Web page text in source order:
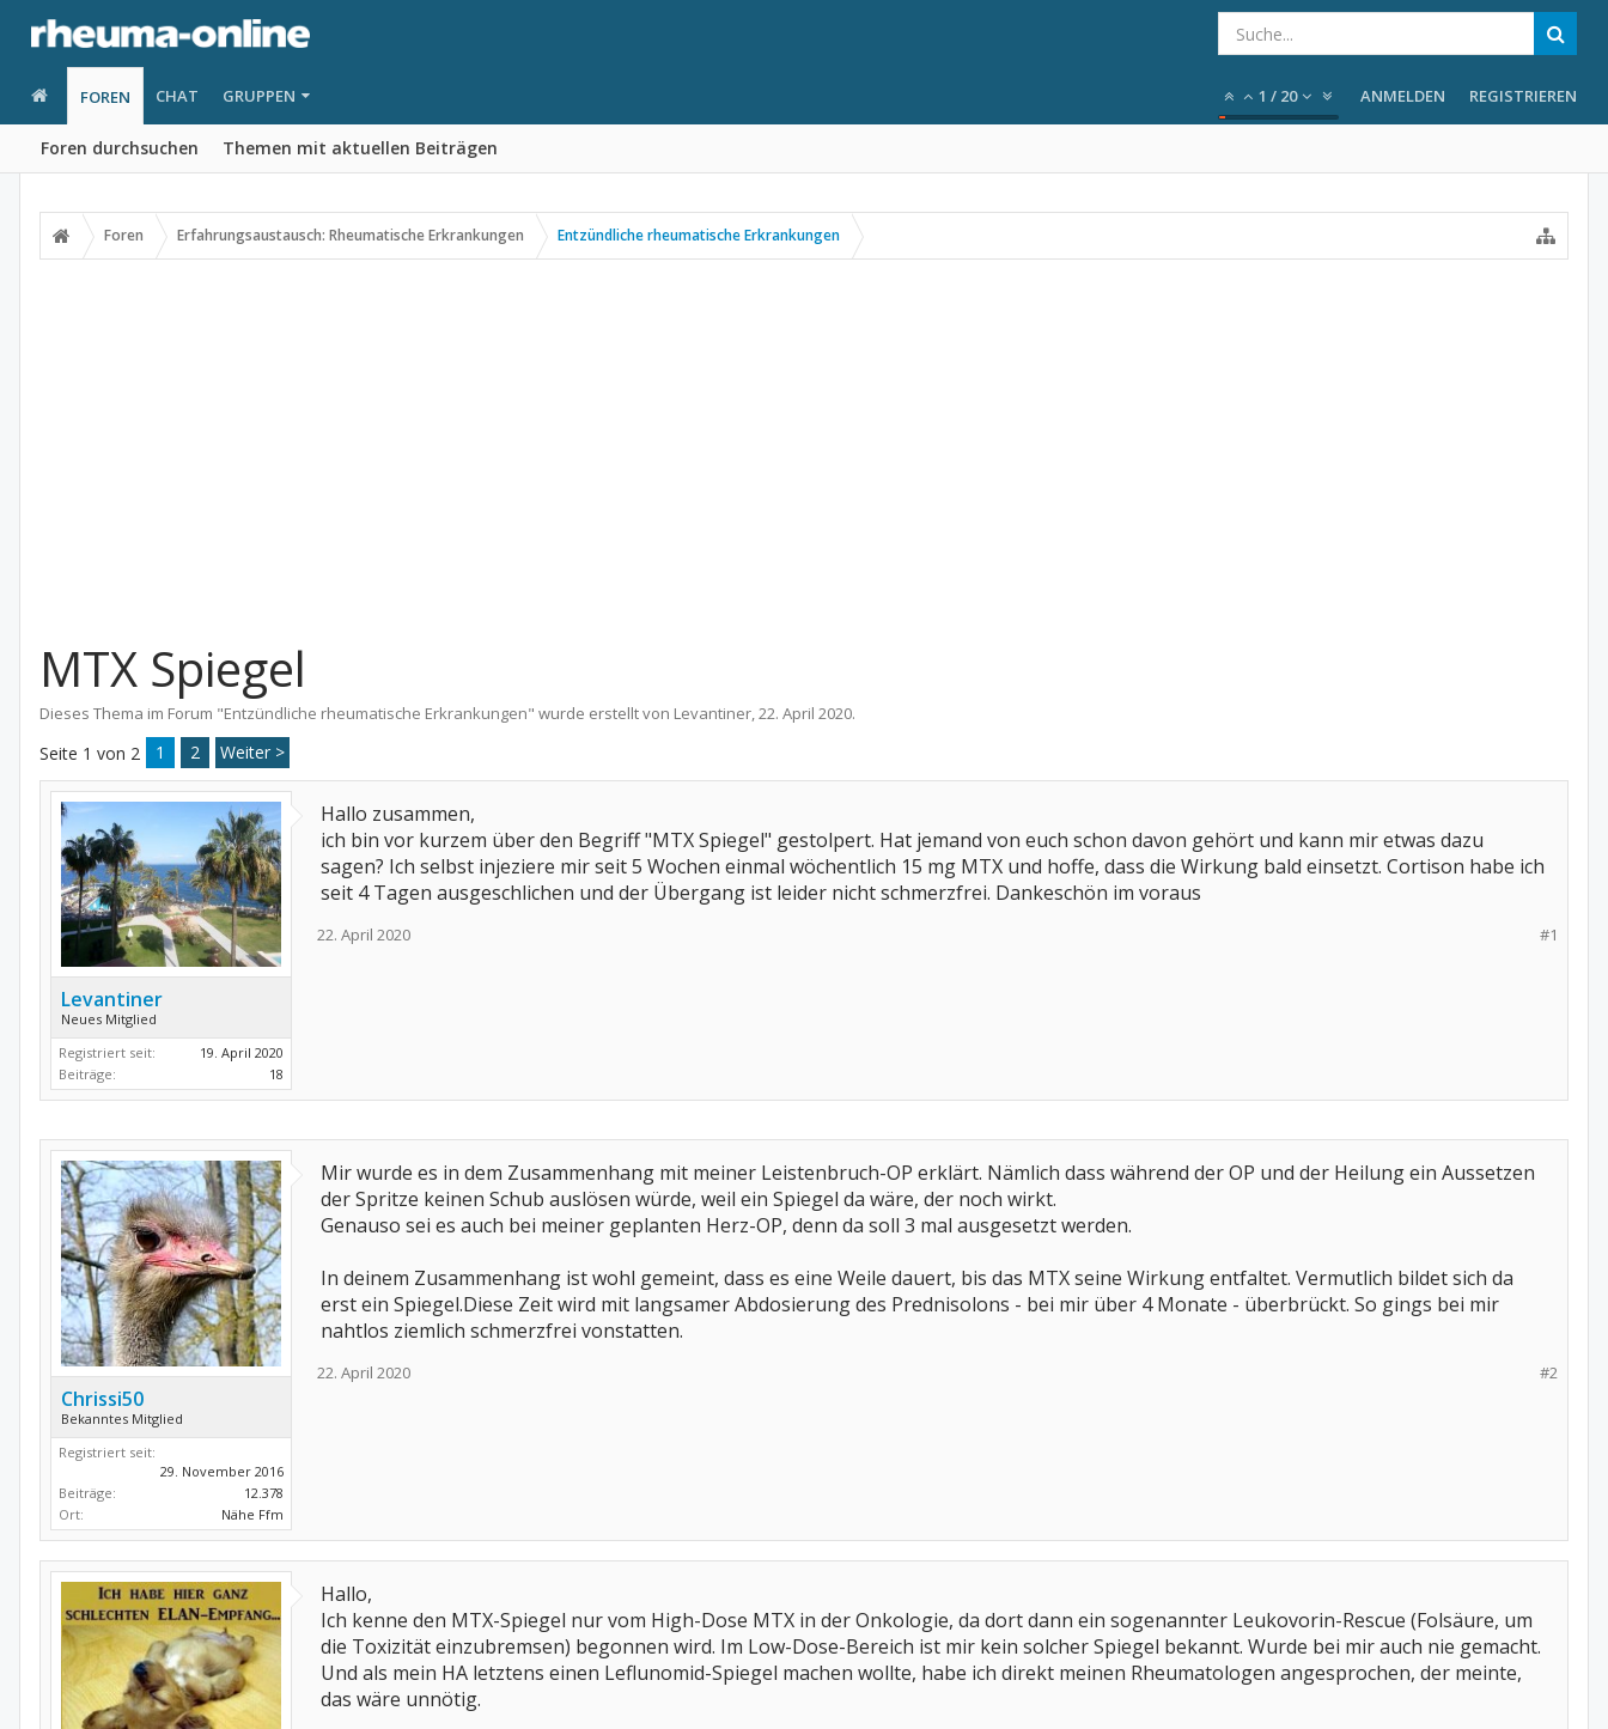
FOREN
Foren durchsuchen Themen mit aktuellen Beiträgen
CHAT GRUPPEN 1 / 20 ANMELDEN REGISTRIEREN
Foren Erfahrungsaustausch: Rheumatische Erkrankungen Entzündliche rheumatische Erkrankungen
MTX Spiegel
Dieses Thema im Forum "Entzündliche rheumatische Erkrankungen" wurde erstellt von Levantiner,22. April 2020.
Seite 1 von 2 1 2 Weiter >
Levantiner
Neues Mitglied
Registriert seit:
19. April 2020
Beiträge:
18
Hallo zusammen,
ich bin vor kurzem über den Begriff "MTX Spiegel" gestolpert. Hat jemand von euch schon davon gehört und kann mir etwas dazu
sagen? Ich selbst injeziere mir seit 5 Wochen einmal wöchentlich 15 mg MTX und hoffe, dass die Wirkung bald einsetzt. Cortison habe ich
seit 4 Tagen ausgeschlichen und der Übergang ist leider nicht schmerzfrei. Dankeschön im voraus
#1
22. April 2020
Chrissi50
Bekanntes Mitglied
Registriert seit:
29. November 2016
Beiträge:
12.378
Ort:
Nähe Ffm
Mir wurde es in dem Zusammenhang mit meiner Leistenbruch-OP erklärt. Nämlich dass während der OP und der Heilung ein Aussetzen
der Spritze keinen Schub auslösen würde, weil ein Spiegel da wäre, der noch wirkt.
Genauso sei es auch bei meiner geplanten Herz-OP, denn da soll 3 mal ausgesetzt werden.
In deinem Zusammenhang ist wohl gemeint, dass es eine Weile dauert, bis das MTX seine Wirkung entfaltet. Vermutlich bildet sich da
erst ein Spiegel.Diese Zeit wird mit langsamer Abdosierung des Prednisolons - bei mir über 4 Monate - überbrückt. So gings bei mir
nahtlos ziemlich schmerzfrei vonstatten.
#2
22. April 2020
Hallo,
Ich kenne den MTX-Spiegel nur vom High-Dose MTX in der Onkologie, da dort dann ein sogenannter Leukovorin-Rescue (Folsäure, um
die Toxizität einzubremsen) begonnen wird. Im Low-Dose-Bereich ist mir kein solcher Spiegel bekannt. Wurde bei mir auch nie gemacht.
Und als mein HA letztens einen Leflunomid-Spiegel machen wollte, habe ich direkt meinen Rheumatologen angesprochen, der meinte,
das wäre unnötig.